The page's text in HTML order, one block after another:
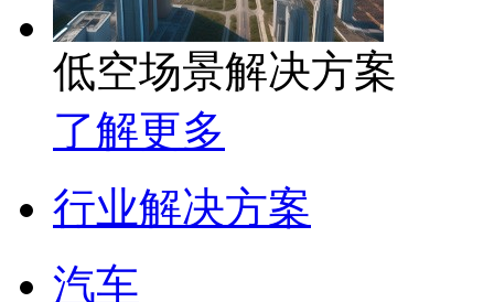
低空场景解决方案
了解更多
行业解决方案
汽车